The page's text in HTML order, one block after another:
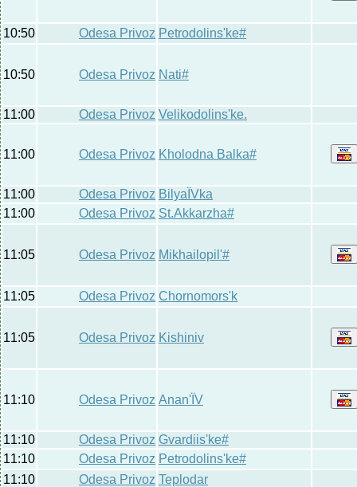
10:50 Odesa Privoz Petrodolins'ke#
10:50 Odesa Privoz Nati#
11:00 Odesa Privoz Velikodolins'ke.
11:00 Odesa Privoz Kholodna Balka#
11:00 Odesa Privoz BilyaЇVka
11:00
Odesa Privoz St.Akkarzha#
11:05 Odesa Privoz Mikhailopil'#
11:05 Odesa Privoz Chornomors'k
11:05 Odesa Privoz Kishiniv
11:10 Odesa Privoz Anan'ЇV
11:10 Odesa Privoz Gvardiis'ke#
11:10
Odesa Privoz Petrodolins'ke#
11:10
Odesa Privoz Teplodar